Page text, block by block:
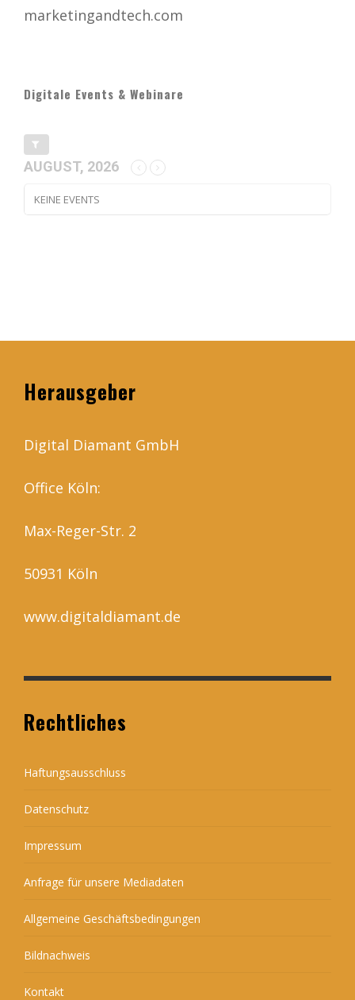
marketingandtech.com
Digitale Events & Webinare
AUGUST, 2026
KEINE EVENTS
Herausgeber
Digital Diamant GmbH
Office Köln:
Max-Reger-Str. 2
50931 Köln
www.digitaldiamant.de
Rechtliches
Haftungsausschluss
Datenschutz
Impressum
Anfrage für unsere Mediadaten
Allgemeine Geschäftsbedingungen
Bildnachweis
Kontakt